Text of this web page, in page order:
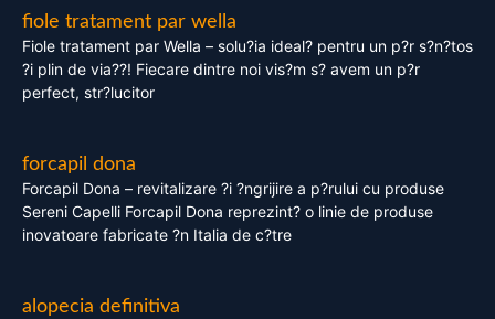
fiole tratament par wella
Fiole tratament par Wella – solu?ia ideal? pentru un p?r s?n?tos
?i plin de via??! Fiecare dintre noi vis?m s? avem un p?r
perfect, str?lucitor
forcapil dona
Forcapil Dona – revitalizare ?i ?ngrijire a p?rului cu produse
Sereni Capelli Forcapil Dona reprezint? o linie de produse
inovatoare fabricate ?n Italia de c?tre
alopecia definitiva